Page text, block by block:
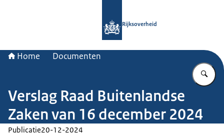
Rijksoverheid
Home Documenten
Verslag Raad Buitenlandse
Zaken van 16 december 2024
Publicatie20-12-2024